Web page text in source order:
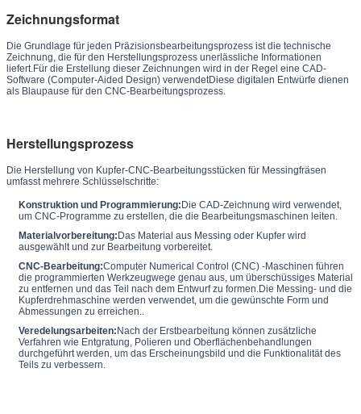
Zeichnungsformat
Die Grundlage für jeden Präzisionsbearbeitungsprozess ist die technische
Zeichnung, die für den Herstellungsprozess unerlässliche Informationen
liefert.Für die Erstellung dieser Zeichnungen wird in der Regel eine CAD-
Software (Computer-Aided Design) verwendetDiese digitalen Entwürfe dienen
als Blaupause für den CNC-Bearbeitungsprozess.
Herstellungsprozess
Die Herstellung von Kupfer-CNC-Bearbeitungsstücken für Messingfräsen
umfasst mehrere Schlüsselschritte:
Konstruktion und Programmierung: Die CAD-Zeichnung wird verwendet,
um CNC-Programme zu erstellen, die die Bearbeitungsmaschinen leiten.
Materialvorbereitung: Das Material aus Messing oder Kupfer wird
ausgewählt und zur Bearbeitung vorbereitet.
CNC-Bearbeitung:Computer Numerical Control (CNC) -Maschinen führen
die programmierten Werkzeugwege genau aus, um überschüssiges Material
zu entfernen und das Teil nach dem Entwurf zu formen.Die Messing- und die
Kupferdrehmaschine werden verwendet, um die gewünschte Form und
Abmessungen zu erreichen..
Veredelungsarbeiten: Nach der Erstbearbeitung können zusätzliche
Verfahren wie Entgratung, Polieren und Oberflächenbehandlungen
durchgeführt werden, um das Erscheinungsbild und die Funktionalität des
Teils zu verbessern.